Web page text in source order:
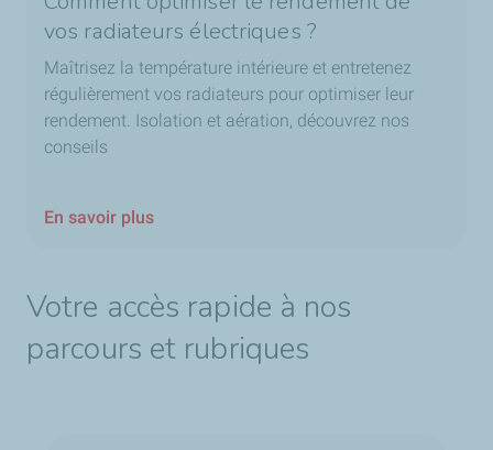
vos radiateurs électriques ?
Maîtrisez la température intérieure et entretenez
régulièrement vos radiateurs pour optimiser leur
rendement. Isolation et aération, découvrez nos
conseils
En savoir plus
Votre accès rapide à nos
parcours et rubriques